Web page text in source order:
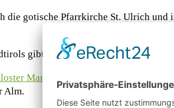
die gotische Pfarrkirche St. Ulrich
gibt es hier in der Region in
Maria Weißenstein
entfernt liegt
Alm.